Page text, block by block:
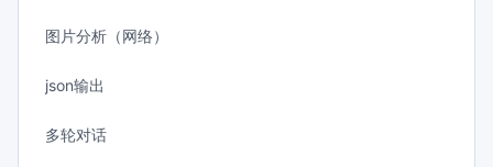
图片分析（网络）
json输出
多轮对话